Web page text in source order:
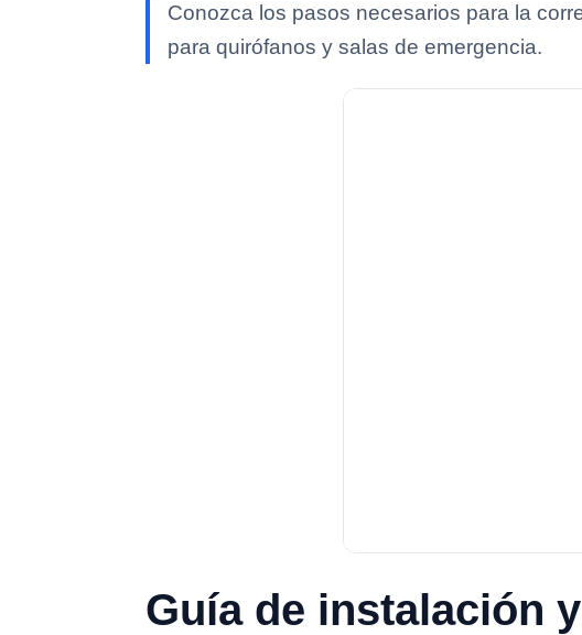
Conozca los pasos necesarios para la
para quirófanos y salas de emergencia.
Guía de instalación